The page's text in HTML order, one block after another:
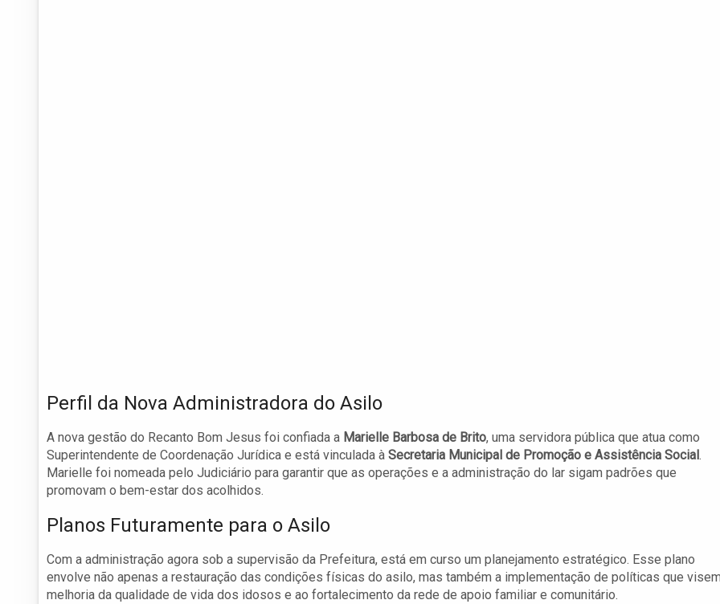
Perfil da Nova Administradora do Asilo
A nova gestão do Recanto Bom Jesus foi confiada a Marielle Barbosa de Brito, uma servidora pública que atua como
Superintendente de Coordenação Jurídica e está vinculada à Secretaria Municipal de Promoção e Assistência Social .
Marielle foi nomeada pelo Judiciário para garantir que as operações e a administração do lar sigam padrões que
promovam o bem-estar dos acolhidos.
Planos Futuramente para o Asilo
Com a administração agora sob a supervisão da Prefeitura, está em curso um planejamento estratégico. Esse plano
envolve não apenas a restauração das condições físicas do asilo, mas também a implementação de políticas que
melhoria da qualidade de vida dos idosos e ao fortalecimento da rede de apoio familiar e comunitário.